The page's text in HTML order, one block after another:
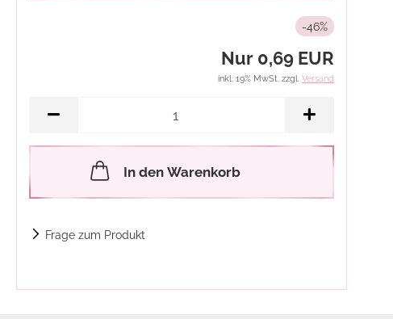
-46%
Nur 0,69 EUR
inkl. 19% MwSt. zzgl. Versand
In den Warenkorb
Frage zum Produkt